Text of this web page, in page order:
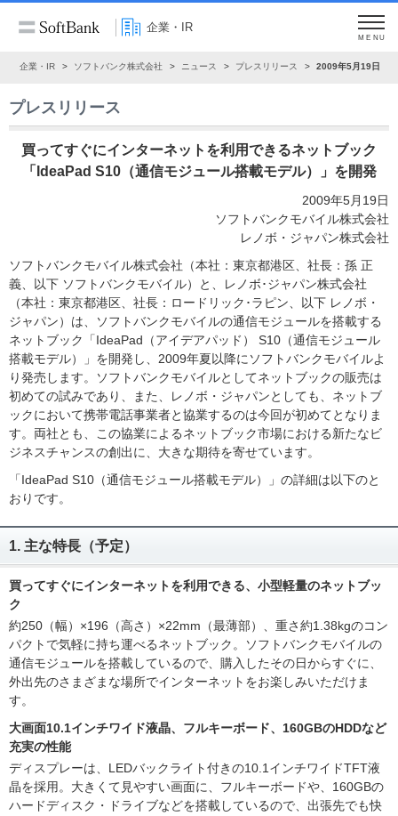
企業・IR
MENU
企業・IR ソフトバンク株式会社 ニュース プレスリリース 2009年5月19日
プレスリリース
買ってすぐにインターネットを利用できるネットブック
「IdeaPad S10（通信モジュール搭載モデル）」を開発
2009年5月19日
ソフトバンクモバイル株式会社
レノボ・ジャパン株式会社
ソフトバンクモバイル株式会社（本社：東京都港区、社長：孫 正
義、以下 ソフトバンクモバイル）と、レノボ･ジャパン株式会社
（本社：東京都港区、社長：ロードリック･ラピン、以下 レノボ・
ジャパン）は、ソフトバンクモバイルの通信モジュールを搭載する
ネットブック「IdeaPad（アイデアパッド） S10（通信モジュール
搭載モデル）」を開発し、2009年夏以降にソフトバンクモバイルよ
り発売します。ソフトバンクモバイルとしてネットブックの販売は
初めての試みであり、また、レノボ・ジャパンとしても、ネットブ
ックにおいて携帯電話事業者と協業するのは今回が初めてとなりま
す。両社とも、この協業によるネットブック市場における新たなビ
ジネスチャンスの創出に、大きな期待を寄せています。
「IdeaPad S10（通信モジュール搭載モデル）」の詳細は以下のと
おりです。
1. 主な特長（予定）
買ってすぐにインターネットを利用できる、小型軽量のネットブッ
ク
約250（幅）×196（高さ）×22mm（最薄部）、重さ約1.38kgのコン
パクトで気軽に持ち運べるネットブック。ソフトバンクモバイルの
通信モジュールを搭載しているので、購入したその日からすぐに、
外出先のさまざまな場所でインターネットをお楽しみいただけま
す。
大画面10.1インチワイド液晶、フルキーボード、160GBのHDDなど
充実の性能
ディスプレーは、LEDバックライト付きの10.1インチワイドTFT液
晶を採用。大きくて見やすい画面に、フルキーボードや、160GBの
ハードディスク・ドライブなどを搭載しているので、出張先でも快